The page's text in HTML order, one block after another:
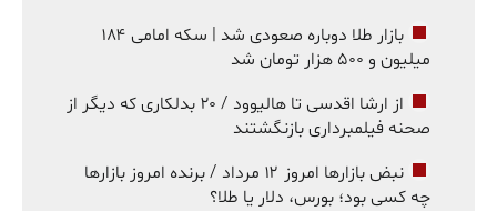
بازار طلا دوباره صعودی شد | سکه امامی ۱۸۴
میلیون و ۵۰۰ هزار تومان شد
از ارشا اقدسی تا هالیوود / ۲۰ بدلکاری که دیگر از
صحنه فیلمبرداری بازنگشتند
نبض بازارها امروز ۱۲ مرداد / برنده امروز بازارها
چه کسی بود؛ بورس، دلار یا طلا؟